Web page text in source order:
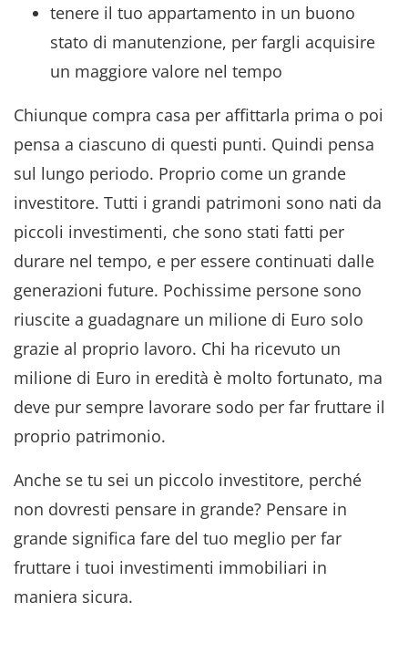
tenere il tuo appartamento in un buono
stato di manutenzione, per fargli acquisire
un maggiore valore nel tempo
Chiunque compra casa per affittarla prima o poi
pensa a ciascuno di questi punti. Quindi pensa
sul lungo periodo. Proprio come un grande
investitore. Tutti i grandi patrimoni sono nati da
piccoli investimenti, che sono stati fatti per
durare nel tempo, e per essere continuati dalle
generazioni future. Pochissime persone sono
riuscite a guadagnare un milione di Euro solo
grazie al proprio lavoro. Chi ha ricevuto un
milione di Euro in eredità è molto fortunato, ma
deve pur sempre lavorare sodo per far fruttare il
proprio patrimonio.
Anche se tu sei un piccolo investitore, perché
non dovresti pensare in grande? Pensare in
grande significa fare del tuo meglio per far
fruttare i tuoi investimenti immobiliari in
maniera sicura.